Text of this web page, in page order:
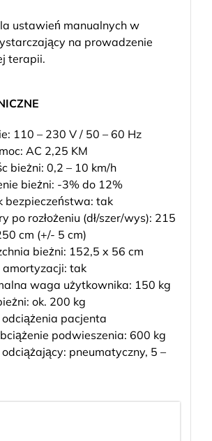
ustawień manualnych w
na prowadzenie
terapii.
110 – 230 V / 50 – 60 Hz
AC 2,25 KM
bieżni: 0,2 – 10 km/h
bieżni: -3% do 12%
bezpieczeństwa: tak
po rozłożeniu (dł/szer/wys): 215
cm (+/- 5 cm)
bieżni: 152,5 x 56 cm
amortyzacji: tak
waga użytkownika: 150 kg
ok. 200 kg
pacjenta
podwieszenia: 600 kg
pneumatyczny, 5 –